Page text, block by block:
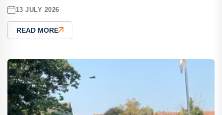
13 JULY 2026
READ MORE